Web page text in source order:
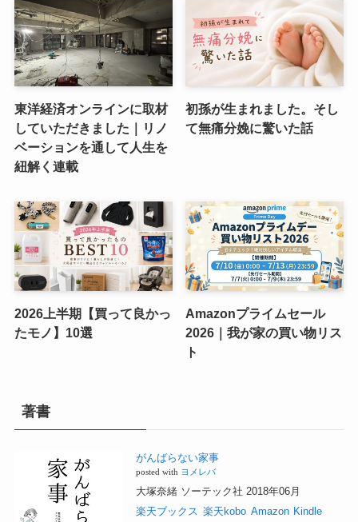
東洋経済オンラインに取材
していただきました｜リノ
ベーションを通して人生を
紐解く連載
初孫が生まれました。そし
て無痛分娩に驚いた話
2026上半期【買って良かっ
たモノ】10選
Amazonプライムセール
2026｜我が家の買い物リス
ト
著書
がんばらない家事
posted with ヨメレバ
大塚奈緒 ソーテック社 2018年06月
楽天ブックス 楽天kobo Amazon Kindle